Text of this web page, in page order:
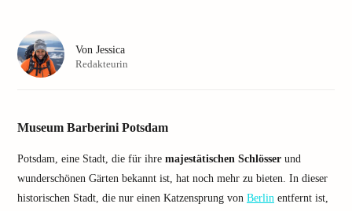
Museum Barberini Potsdam
Potsdam, eine Stadt, die für ihre majestätischen Schlösser und
wunderschönen Gärten bekannt ist, hat noch mehr zu bieten. In dieser
historischen Stadt, die nur einen Katzensprung von Berlin entfernt ist,
Von Jessica
Redakteurin